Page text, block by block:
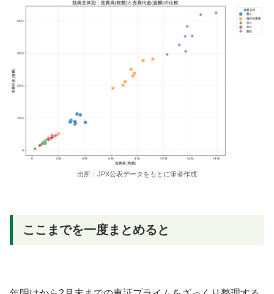
出所：JPX公表データをもとに筆者作成
ここまでを一度まとめると